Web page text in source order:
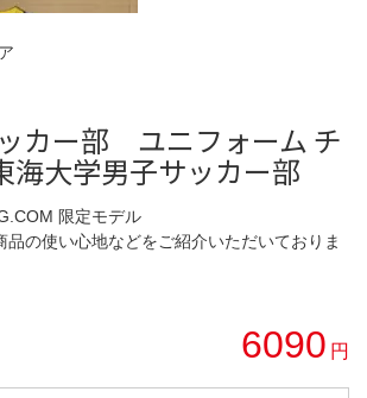
カー部 ユニフォーム チ
海大学男子サッカー部
限定モデル
品の使い心地などをご紹介いただいておりま
6090 円